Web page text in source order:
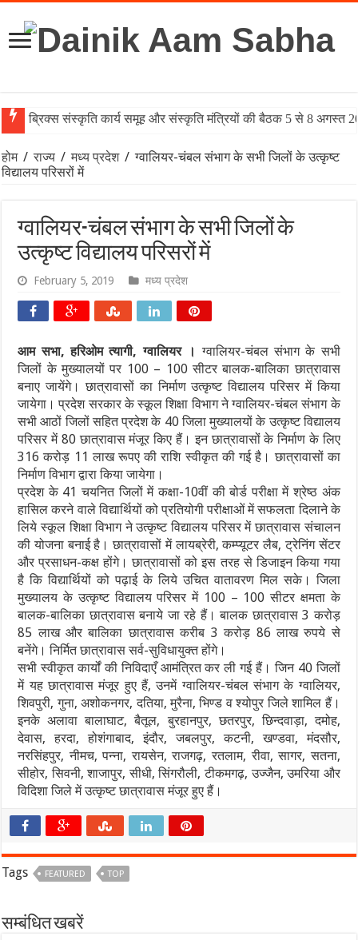
ब्रिक्स संस्कृति कार्य समूह और संस्कृति मंत्रियों की बैठक 5 से 8 अगस्त
होम / राज्य / मध्य प्रदेश / ग्वालियर-चंबल संभाग के सभी जिलों के उत्कृष्ट
विद्यालय परिसरों में
ग्वालियर-चंबल संभाग के सभी जिलों के
उत्कृष्ट विद्यालय परिसरों में
February 5, 2019 मध्य प्रदेश
आम सभा, हरिओम त्यागी, ग्वालियर । ग्वालियर-चंबल संभाग के सभी
जिलों के मुख्यालयों पर 100 – 100 सीटर बालक-बालिका छात्रावास
बनाए जायेंगे। छात्रावासों का निर्माण उत्कृष्ट विद्यालय परिसर में किया
जायेगा। प्रदेश सरकार के स्कूल शिक्षा विभाग ने ग्वालियर-चंबल संभाग के
सभी आठों जिलों सहित प्रदेश के 40 जिला मुख्यालयों के उत्कृष्ट विद्यालय
परिसर में 80 छात्रावास मंजूर किए हैं। इन छात्रावासों के निर्माण के लिए
316 करोड़ 11 लाख रूपए की राशि स्वीकृत की गई है। छात्रावासों का
निर्माण विभाग द्वारा किया जायेगा।
प्रदेश के 41 चयनित जिलों में कक्षा-10वीं की बोर्ड परीक्षा में श्रेष्ठ अंक
हासिल करने वाले विद्यार्थियों को प्रतियोगी परीक्षाओं में सफलता दिलाने के
लिये स्कूल शिक्षा विभाग ने उत्कृष्ट विद्यालय परिसर में छात्रावास संचालन
की योजना बनाई है। छात्रावासों में लायब्रेरी, कम्प्यूटर लैब, ट्रेनिंग सेंटर
और प्रसाधन-कक्ष होंगे। छात्रावासों को इस तरह से डिजाइन किया गया
है कि विद्यार्थियों को पढ़ाई के लिये उचित वातावरण मिल सके। जिला
मुख्यालय के उत्कृष्ट विद्यालय परिसर में 100 – 100 सीटर क्षमता के
बालक-बालिका छात्रावास बनाये जा रहे हैं। बालक छात्रावास 3 करोड़
85 लाख और बालिका छात्रावास करीब 3 करोड़ 86 लाख रुपये से
बनेंगे। निर्मित छात्रावास सर्व-सुविधायुक्त होंगे।
सभी स्वीकृत कार्यों की निविदाएँ आमंत्रित कर ली गई हैं। जिन 40 जिलों
में यह छात्रावास मंजूर हुए हैं, उनमें ग्वालियर-चंबल संभाग के ग्वालियर,
शिवपुरी, गुना, अशोकनगर, दतिया, मुरैना, भिण्ड व श्योपुर जिले शामिल हैं।
इनके अलावा बालाघाट, बैतूल, बुरहानपुर, छतरपुर, छिन्दवाड़ा, दमोह,
देवास, हरदा, होशंगाबाद, इंदौर, जबलपुर, कटनी, खण्डवा, मंदसौर,
नरसिंहपुर, नीमच, पन्ना, रायसेन, राजगढ़, रतलाम, रीवा, सागर, सतना,
सीहोर, सिवनी, शाजापुर, सीधी, सिंगरौली, टीकमगढ़, उज्जैन, उमरिया और
विदिशा जिले में उत्कृष्ट छात्रावास मंजूर हुए हैं।
Tags FEATURED TOP
सम्बंधित खबरें